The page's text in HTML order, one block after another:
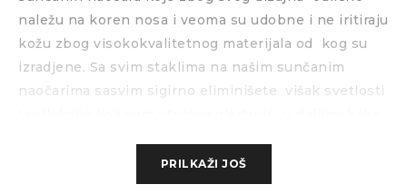
naležu na koren nosa i veoma su udobne i ne iritiraju
kožu zbog visokokvalitetnog materijala od
kog su
izradjene. Sa svim staklima na našim sunčanim
naočarima sasvim sigirno eliminišete višak svetlosti
vremenskim uslovima gde nam belina i refleksija od
snega veoma otežava funkcionisanje. Sva stakla
PRILKAŽI JOŠ